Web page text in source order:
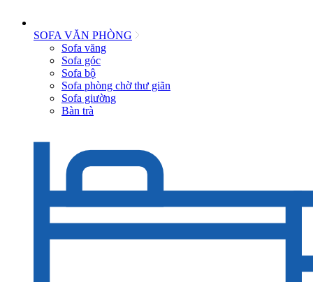
SOFA VĂN PHÒNG
Sofa văng
Sofa góc
Sofa bộ
Sofa phòng chờ thư giãn
Sofa giường
Bàn trà